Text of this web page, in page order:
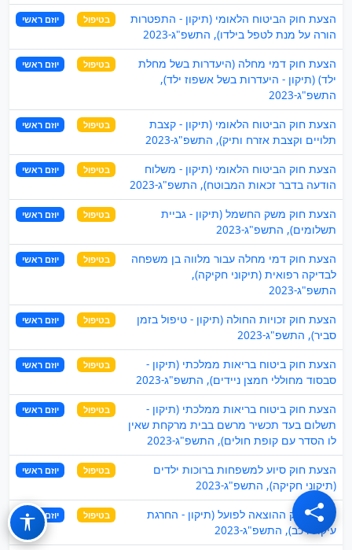
הצעת חוק הביטוח הלאומי (תיקון - התפטרות
הורה על מנת לטפל בילדו), התשפ"ג-2023
בטיפול יוזם ראשי
הצעת חוק דמי מחלה (היעדרות בשל מחלת
ילד) (תיקון - היעדרות בשל אשפוז ילד),
התשפ"ג-2023
בטיפול יוזם ראשי
הצעת חוק הביטוח הלאומי (תיקון - קצבת
תלויים וקצבת אזרח ותיק), התשפ"ג-2023
בטיפול יוזם ראשי
הצעת חוק הביטוח הלאומי (תיקון - משלוח
הודעה בדבר זכאות המבוטח), התשפ"ג-2023
בטיפול יוזם ראשי
הצעת חוק משק החשמל (תיקון - גביית
תשלומים), התשפ"ג-2023
בטיפול יוזם ראשי
הצעת חוק דמי מחלה עבור מלווה בן משפחה
לבדיקה רפואית (תיקוני חקיקה),
התשפ"ג-2023
בטיפול יוזם ראשי
הצעת חוק זכויות החולה (תיקון - טיפול בזמן
סביר), התשפ"ג-2023
בטיפול יוזם ראשי
הצעת חוק ביטוח בריאות ממלכתי (תיקון -
סבסוד מחוללי חמצן ניידים), התשפ"ג-2023
בטיפול יוזם ראשי
הצעת חוק ביטוח בריאות ממלכתי (תיקון -
תשלום בעד תכשיר מרשם בבית מרקחת שאין
לו הסדר עם קופת חולים), התשפ"ג-2023
בטיפול יוזם ראשי
הצעת חוק סיוע למשפחות ברוכות ילדים
(תיקוני חקיקה), התשפ"ג-2023
בטיפול יוזם ראשי
הצעת חוק ההוצאה לפועל (תיקון - החרגת
עיקול רכב), התשפ"ג-2023
בטיפול יוזם ראשי